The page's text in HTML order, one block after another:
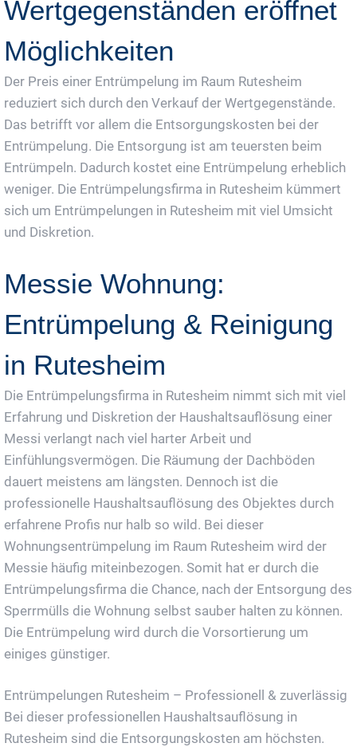
Wertgegenständen eröffnet
Möglichkeiten
Der Preis einer Entrümpelung im Raum Rutesheim
reduziert sich durch den Verkauf der Wertgegenstände.
Das betrifft vor allem die Entsorgungskosten bei der
Entrümpelung. Die Entsorgung ist am teuersten beim
Entrümpeln. Dadurch kostet eine Entrümpelung erheblich
weniger. Die Entrümpelungsfirma in Rutesheim kümmert
sich um Entrümpelungen in Rutesheim mit viel Umsicht
und Diskretion.
Messie Wohnung:
Entrümpelung & Reinigung
in Rutesheim
Die Entrümpelungsfirma in Rutesheim nimmt sich mit viel
Erfahrung und Diskretion der Haushaltsauflösung einer
Messi verlangt nach viel harter Arbeit und
Einfühlungsvermögen. Die Räumung der Dachböden
dauert meistens am längsten. Dennoch ist die
professionelle Haushaltsauflösung des Objektes durch
erfahrene Profis nur halb so wild. Bei dieser
Wohnungsentrümpelung im Raum Rutesheim wird der
Messie häufig miteinbezogen. Somit hat er durch die
Entrümpelungsfirma die Chance, nach der Entsorgung des
Sperrmülls die Wohnung selbst sauber halten zu können.
Die Entrümpelung wird durch die Vorsortierung um
einiges günstiger.
Entrümpelungen Rutesheim – Professionell & zuverlässig
Bei dieser professionellen Haushaltsauflösung in
Rutesheim sind die Entsorgungskosten am höchsten.